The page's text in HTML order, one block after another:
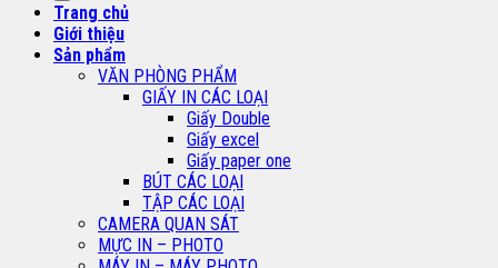
Trang chủ
Giới thiệu
Sản phẩm
VĂN PHÒNG PHẨM
GIẤY IN CÁC LOẠI
Giấy Double
Giấy excel
Giấy paper one
BÚT CÁC LOẠI
TẬP CÁC LOẠI
CAMERA QUAN SÁT
MỰC IN – PHOTO